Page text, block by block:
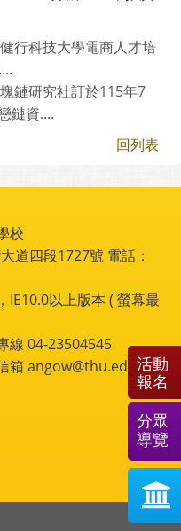
行科技大學電商人才培
鏈研究社訂於115年7
鏈資....
回列表
校
道四段1727號 電話：
以上版本 ( 螢幕最
線 04-23504545
箱 angow@thu.edu.tw
活動
報名
分眾
導覽